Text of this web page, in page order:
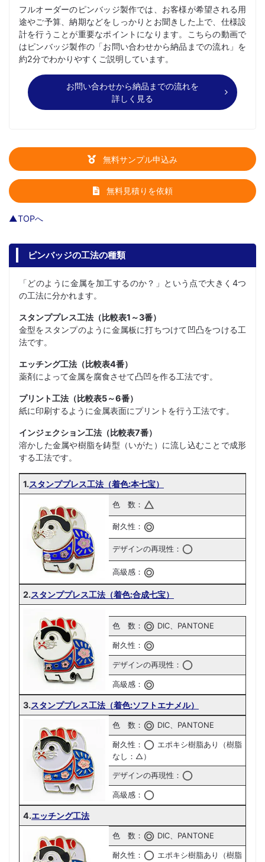
フルオーダーのピンバッジ製作では、お客様が希望される用
途やご予算、納期などをしっかりとお聞きした上で、仕様設
計を行うことが重要なポイントになります。こちらの動画で
はピンバッジ製作の「お問い合わせから納品までの流れ」を
約2分でわかりやすくご説明しています。
お問い合わせから納品までの流れを
詳しく見る
無料サンプル申込み
無料見積りを依頼
▲TOPへ
ピンバッジの工法の種類
「どのように金属を加工するのか？」という点で大きく4つ
の工法に分かれます。
スタンププレス工法（比較表1～3番）
金型をスタンプのように金属板に打ちつけて凹凸をつける工
法です。
エッチング工法（比較表4番）
薬剤によって金属を腐食させて凸凹を作る工法です。
プリント工法（比較表5～6番）
紙に印刷するように金属表面にプリントを行う工法です。
インジェクション工法（比較表7番）
溶かした金属や樹脂を鋳型（いがた）に流し込むことで成形
する工法です。
1.スタンププレス工法（着色:本七宝）
色 数：
耐久性：
デザインの再現性：
高級感：
2.スタンププレス工法（着色:合成七宝）
色 数： DIC、PANTONE
耐久性：
デザインの再現性：
高級感：
3.スタンププレス工法（着色:ソフトエナメル）
色 数： DIC、PANTONE
耐久性：
エポキシ樹脂あり（樹脂
なし：△）
デザインの再現性：
高級感：
4.エッチング工法
色 数： DIC、PANTONE
耐久性：
エポキシ樹脂あり（樹脂